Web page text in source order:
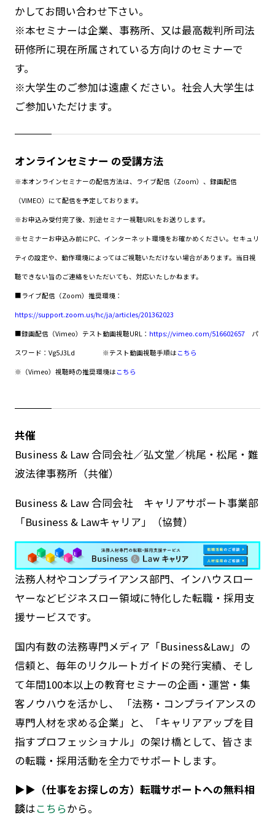
かしてお問い合わせ下さい。
※本セミナーは企業、事務所、又は最高裁判所司法
研修所に現在所属されている方向けのセミナーで
す。
※大学生のご参加は遠慮ください。社会人大学生は
ご参加いただけます。
オンラインセミナー の受講方法
※本オンラインセミナーの配信方法は、ライブ配信（Zoom）、録画配信
（VIMEO）にて配信を予定しております。
※お申込み受付完了後、別途セミナー視聴URLをお送りします。
※セミナーお申込み前にPC、インターネット環境をお確かめください。セキュリ
ティの設定や、動作環境によってはご視聴いただけない場合があります。当日視
聴できない旨のご連絡をいただいても、対応いたしかねます。
■ライブ配信（Zoom）推奨環境：
https://support.zoom.us/hc/ja/articles/201362023
■録画配信（Vimeo）テスト動画視聴URL： https://vimeo.com/516602657パ
スワード：Vg5J3Ld ※テスト動画視聴手順は こちら
※（Vimeo）視聴時の推奨環境は こちら
共催
Business & Law 合同会社／弘文堂／桃尾・松尾・難
波法律事務所（共催）
Business & Law 合同会社 キャリアサポート事業部
「Business & Lawキャリア」（協賛）
法務人材やコンプライアンス部門、インハウスロー
ヤーなどビジネスロー領域に特化 した転職・採用支
援サービスです。
国内有数の法務専門メディア「Business&Law」の
信頼と、毎年のリクルートガイドの発行実績、そし
て年間100本以上の教育セミナーの企画・運営・集
客ノウハウを活かし、 「法務・コンプライアンスの
専門人材を求める企業」と、「キャリアアップを目
指すプロフェッショナル」の架け橋として、皆さま
の転職・採用活動を全力でサポートします。
▶▶ （仕事をお探しの方）転職サポートへの無料相
談はこちらから。